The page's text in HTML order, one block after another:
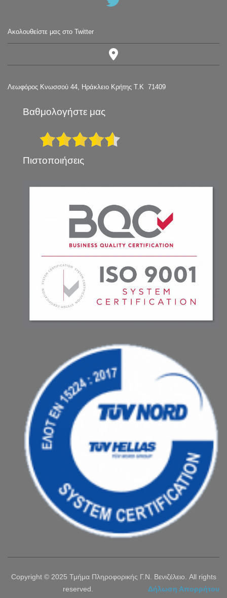
Ακολουθείστε μας στο Twitter
Λεωφόρος Κνωσσού 44, Ηράκλειο Κρήτης Τ.Κ 71409
Βαθμολογήστε μας
Πιστοποιήσεις
Copyright © 2025 Τμήμα Πληροφορικής Γ.Ν. Βενιζέλειο. All rights
reserved.
Δήλωση Απορρήτου